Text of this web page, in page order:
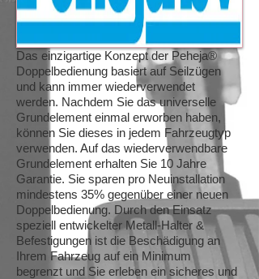
Das einzigartige Konzept der Peheja®
Doppelbedienung basiert auf Seilzügen
und kann immer wiederverwendet
werden. Nachdem Sie das universelle
Grundelement einmal erworben haben,
können Sie dieses in jedem Fahrzeugtyp
verwenden. Auf das wiederverwendbare
Grundelement erhalten Sie 10 Jahre
Garantie. Sie sparen pro Neuinstallation
mindestens 35% gegenüber einer neuen
Doppelbedienung. Durch den Einsatz
speziell entwickelter Metall-Halter &
Befestigungen ist die Beschädigung an
Ihrem Fahrzeug auf ein Minimum
begrenzt und Sie erleben ein sicheres und